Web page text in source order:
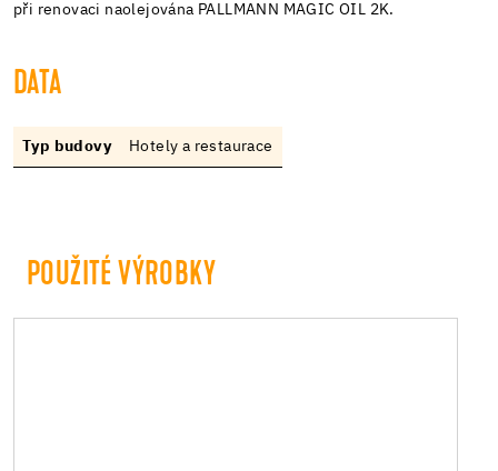
při renovaci naolejována PALLMANN MAGIC OIL 2K.
DATA
Typ budovy Hotely a restaurace
POUŽITÉ VÝROBKY